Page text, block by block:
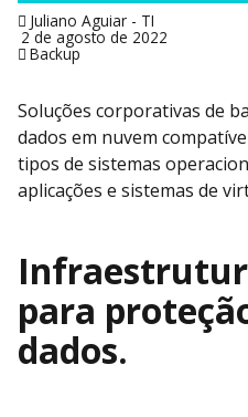
Juliano Aguiar - TI
2 de agosto de 2022
Backup
Soluções corporativas de
dados em nuvem
tipos de sistemas
aplicações e sistemas de
para
dados.